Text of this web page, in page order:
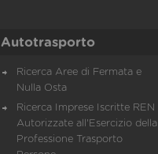
Autotrasporto
Ricerca Aree di Fermata e
Nulla Osta
Ricerca Imprese Iscritte REN
Autorizzate all'Esercizio della
Professione Trasporto